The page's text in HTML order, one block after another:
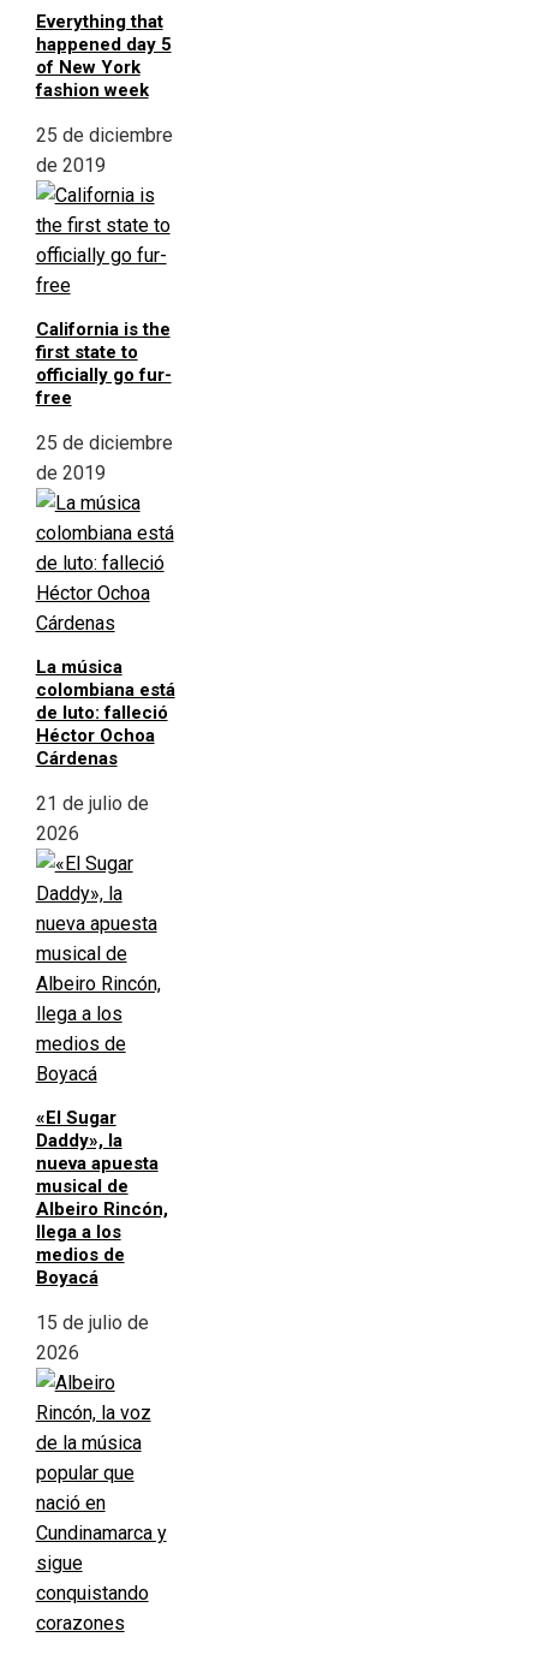
Everything that
happened day 5
of New York
fashion week
25 de diciembre
de 2019
California is the
first state to
officially go fur-
free
25 de diciembre
de 2019
La música
colombiana está
de luto: falleció
Héctor Ochoa
Cárdenas
21 de julio de
2026
«El Sugar
Daddy», la
nueva apuesta
musical de
Albeiro Rincón,
llega a los
medios de
Boyacá
15 de julio de
2026